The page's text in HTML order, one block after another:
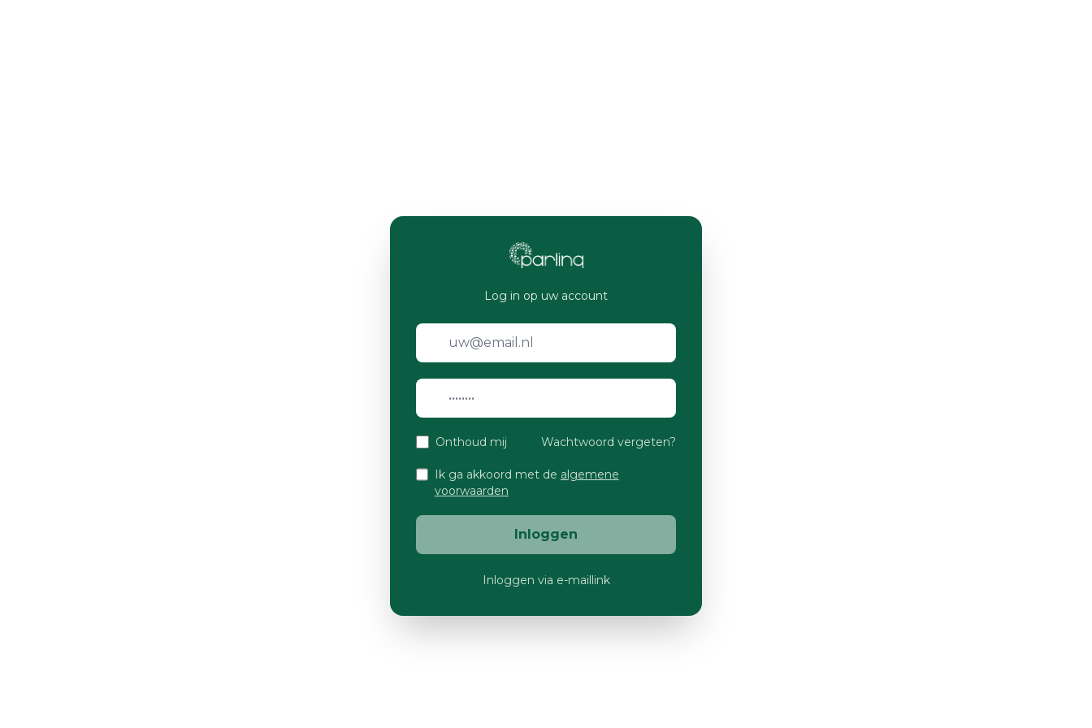
Log in op uw account
Onthoud mij Wachtwoord vergeten?
Ik ga akkoord met de algemene
voorwaarden
Inloggen
Inloggen via e-maillink